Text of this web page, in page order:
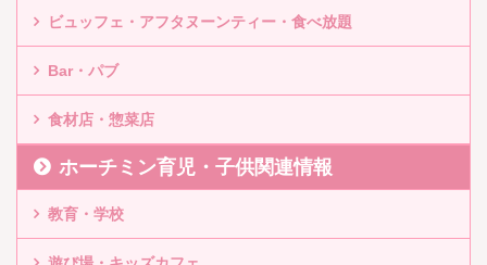
ビュッフェ・アフタヌーンティー・食べ放題
Bar・パブ
食材店・惣菜店
ホーチミン育児・子供関連情報
教育・学校